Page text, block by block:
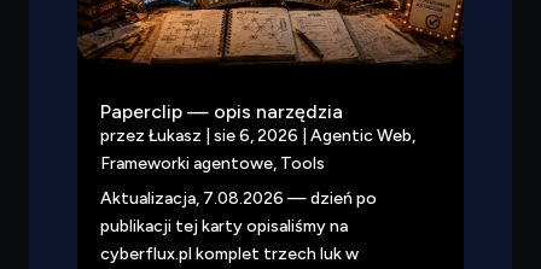
Paperclip — opis narzędzia
przez Łukasz sie 6, 2026 Agentic Web,
Frameworki agentowe, Tools
Aktualizacja, 7.08.2026 — dzień po
publikacji tej karty opisaliśmy na
cyberflux.pl komplet trzech luk w